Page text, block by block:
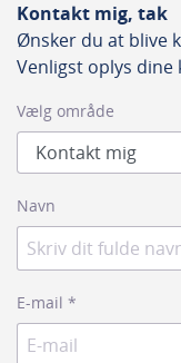
Kontakt mig, tak
Ønsker du at blive
Venligst oplys
Vælg område
Navn
E-mail *